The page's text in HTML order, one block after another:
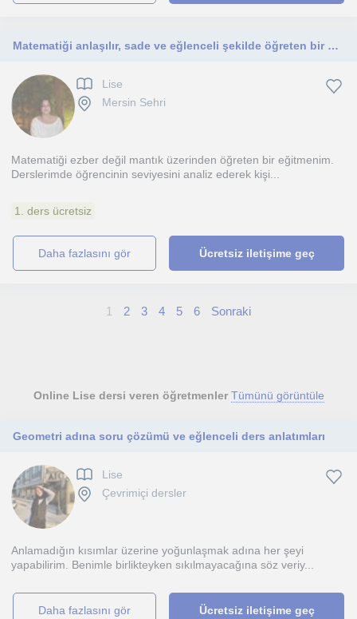
Matematiği anlaşılır, sade ve eğlenceli şekilde öğreten bir eğitmenim. Öğrencilerimin konuyu gerçekten anlamasını hedeflerim.
Lise
Mersin Sehri
Matematiği ezber değil mantık üzerinden öğreten bir eğitmenim.
Derslerimde öğrencinin seviyesini analiz ederek kişi...
1. ders ücretsiz
daha fazlasını gör Ücretsiz iletişime geç
1 2 3 4 5 6 Sonraki
Online Lise dersi veren öğretmenler Tümünü görüntüle
Geometri adına soru çözümü ve eğlenceli ders anlatımları
Lise
Çevrimiçi dersler
Anlamadığın kısımlar üzerine yoğunlaşmak adına her şeyi
yapabilirim. Benimle birlikteyken sıkılmayacağına söz veriy...
daha fazlasını gör Ücretsiz iletişime geç